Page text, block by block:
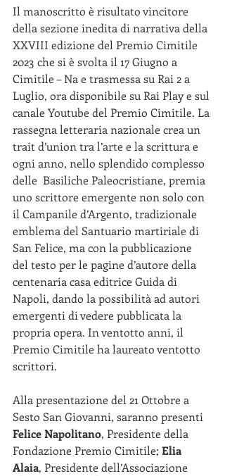
Il manoscritto è risultato vincitore
della sezione inedita di narrativa della
XXVIII edizione del Premio Cimitile
2023 che si è svolta il 17 Giugno a
Cimitile – Na e trasmessa su Rai 2 a
Luglio, ora disponibile su Rai Play e sul
canale Youtube del Premio Cimitile. La
rassegna letteraria nazionale crea un
trait d’union tra l’arte e la scrittura e
ogni anno, nello splendido complesso
delle  Basiliche Paleocristiane, premia
uno scrittore emergente non solo con
il Campanile d’Argento, tradizionale
emblema del Santuario martiriale di
San Felice, ma con la pubblicazione
del testo per le pagine d’autore della
centenaria casa editrice Guida di
Napoli, dando la possibilità ad autori
emergenti di vedere pubblicata la
propria opera. In ventotto anni, il
Premio Cimitile ha laureato ventotto
scrittori.
Alla presentazione del 21 Ottobre a
Sesto San Giovanni, saranno presenti
Felice Napolitano, Presidente della
Fondazione Premio Cimitile; Elia
Alaia, Presidente dell’Associazione